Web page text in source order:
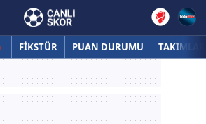
FİKSTÜR PUAN DURUMU TAKIMLAR